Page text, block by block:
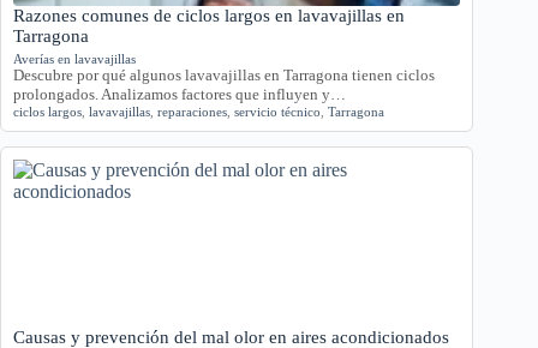
Razones comunes de ciclos largos en lavavajillas en
Tarragona
Averías en lavavajillas
Descubre por qué algunos lavavajillas en Tarragona tienen ciclos
prolongados. Analizamos factores que influyen y…
ciclos largos lavavajillas reparaciones servicio técnico Tarragona
Causas y prevención del mal olor en aires acondicionados